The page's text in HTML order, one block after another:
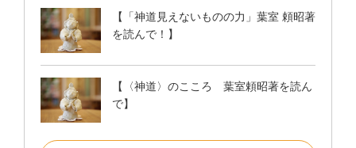
【「神道見えないものの力」葉室 頼昭著
を読んで！】
【〈神道〉のこころ 葉室頼昭著を読ん
で】